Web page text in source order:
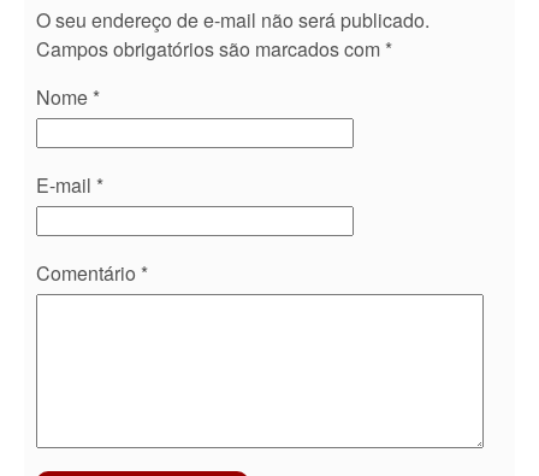
O seu endereço de e-mail não será publicado.
Campos obrigatórios são marcados com *
Nome *
E-mail *
Comentário *